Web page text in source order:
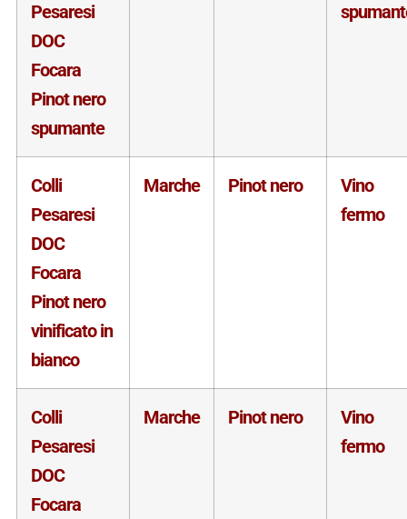
Pesaresi
DOC
Focara
Pinot nero
spumante
Colli
Pesaresi
DOC
Focara
Pinot nero
vinificato in
bianco
Marche Pinot nero
Vino
fermo
Colli
Pesaresi
DOC
Focara
Marche Pinot nero
Vino
fermo